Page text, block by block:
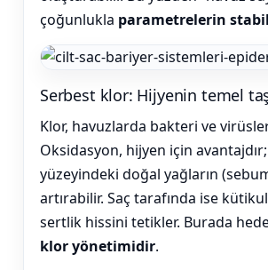
Havuz Kimyasalları
Ayak
e Pool Expert
Havuz
Şelaleleri Su Perdeleri
Bahçe Süs
çoğunlukla parametrelerin
Serbest klor: Hijyenin temel
Klor, havuzlarda bakteri ve
Oksidasyon, hijyen için
yüzeyindeki doğal yağların
artırabilir. Saç tarafında ise
sertlik hissini tetikler. Burada
klor yönetimidir.